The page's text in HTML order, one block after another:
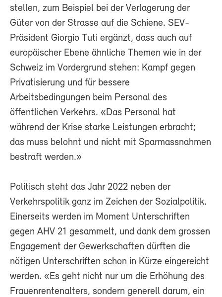
stellen, zum Beispiel bei der Verlagerung der
Güter von der Strasse auf die Schiene. SEV-
Präsident Giorgio Tuti ergänzt, dass auch auf
europäischer Ebene ähnliche Themen wie in der
Schweiz im Vordergrund stehen: Kampf gegen
Privatisierung und für bessere
Arbeitsbedingungen beim Personal des
öffentlichen Verkehrs. «Das Personal hat
während der Krise starke Leistungen erbracht;
das muss belohnt und nicht mit Sparmassnahmen
bestraft werden.»
Politisch steht das Jahr 2022 neben der
Verkehrspolitik ganz im Zeichen der Sozialpolitik.
Einerseits werden im Moment Unterschriften
gegen AHV 21 gesammelt, und dank dem grossen
Engagement der Gewerkschaften dürften die
nötigen Unterschriften schon in Kürze eingereicht
werden. «Es geht nicht nur um die Erhöhung des
Frauenrentenalters, sondern generell darum, ein